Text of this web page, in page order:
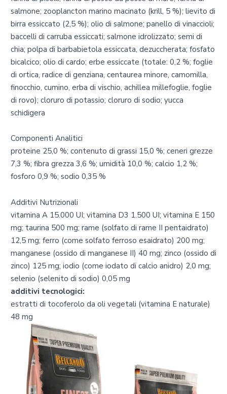
salmone; zooplancton marino macinato (krill, 5 %); lievito di
birra essiccato (2,5 %); olio di salmone; panello di vinaccioli;
baccelli di carruba essiccati; salmone idrolizzato; semi di
chia; polpa di barbabietola essiccata, dezuccherata; fosfato
bicalcico; olio di cardo; erbe essiccate (totale: 0,2 %; foglie
di ortica, radice di genziana, centaurea minore, camomilla,
finocchio, cumino, erba di vischio, achillea millefoglie, foglie
di rovo); cloruro di potassio; cloruro di sodio; yucca
schidigera
Componenti Analitici
proteine 25,0 %; contenuto di grassi 15,0 %; ceneri grezze
7,3 %; fibra grezza 3,6 %; umidità 10,0 %; calcio 1,2 %;
fosforo 0,9 %; sodio 0,35 %
Additivi Nutrizionali
vitamina A 15.000 UI; vitamina D3 1.500 UI; vitamina E 150
mg; taurina 500 mg; rame (solfato di rame II pentaidrato)
12,5 mg; ferro (come solfato ferroso esaidrato) 200 mg;
manganese (ossido di manganese II) 40 mg; zinco (ossido di
zinco) 125 mg; iodio (come iodato di calcio anidro) 2,0 mg;
selenio (selenito di sodio) 0,05 mg
additivi tecnologici:
estratti di tocoferolo da oli vegetali (vitamina E naturale)
48 mg